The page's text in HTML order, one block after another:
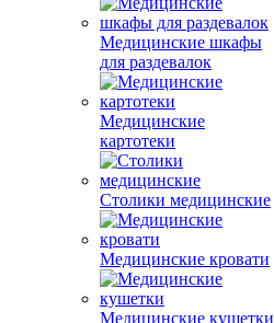
Медицинские шкафы
для раздевалок
Медицинские
картотеки
Столики медицинские
Медицинские кровати
Медицинские кушетки